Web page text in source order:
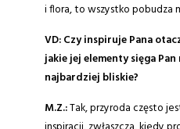
i flora, to wszystko pobudza
VD: Czy inspiruje Pana
jakie jej elementy sięga
najbardziej bliskie?
M.Z.:Tak, przyroda często